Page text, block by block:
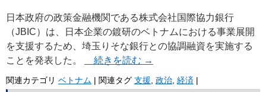
日本政府の政策金融機関である株式会社国際協力銀行
（JBIC）は、日本企業の鍍研のベトナムにおける事業展開
を支援するため、埼玉りそな銀行との協調融資を実施する
ことを発表した。
続きを読む →
関連カテゴリ ベトナム | 関連タグ 支援 政治 経済 |